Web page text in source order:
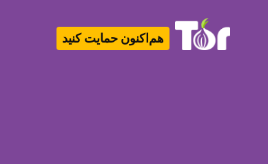
هم‌اکنون حمایت کنید